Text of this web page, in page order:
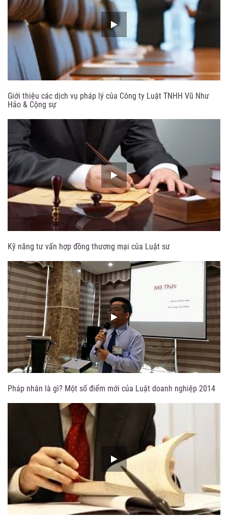
Giới thiệu các dịch vụ pháp lý của Công ty Luật TNHH Vũ Như
Hảo & Cộng sự
Kỹ năng tư vấn hợp đồng thương mại của Luật sư
Pháp nhân là gì? Một số điểm mới của Luật doanh nghiệp 2014